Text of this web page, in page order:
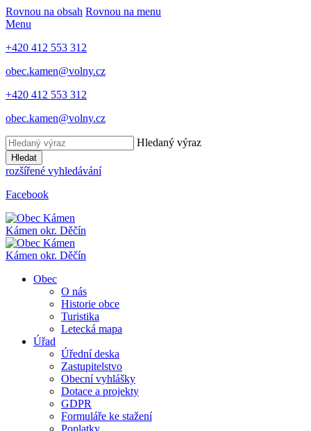
Rovnou na obsah Rovnou na menu
Menu
+420 412 553 312
obec.kamen@volny.cz
+420 412 553 312
obec.kamen@volny.cz
Hledaný výraz
Hledat
rozšířené vyhledávání
Facebook
Kámen okr. Děčín
Kámen okr. Děčín
Obec
O nás
Historie obce
Turistika
Letecká mapa
Úřad
Úřední deska
Zastupitelstvo
Obecní vyhlášky
Dotace a projekty
GDPR
Formuláře ke stažení
Poplatky